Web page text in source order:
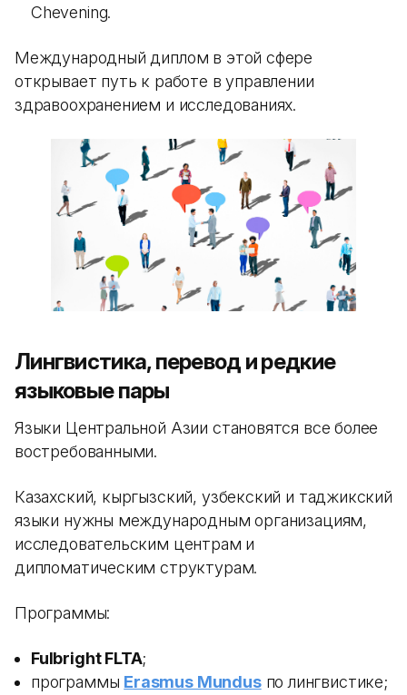
Chevening.
Международный диплом в этой сфере
открывает путь к работе в управлении
здравоохранением и исследованиях.
Лингвистика, перевод и редкие
языковые пары
Языки Центральной Азии становятся все более
востребованными.
Казахский, кыргызский, узбекский и таджикский
языки нужны международным организациям,
исследовательским центрам и
дипломатическим структурам.
Программы:
Fulbright FLTA;
программы Erasmus Mundusпо лингвистике;